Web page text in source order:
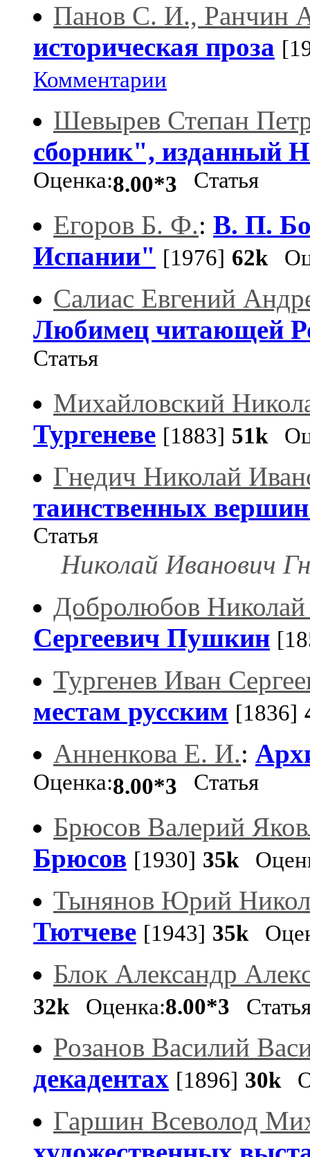
Панов С. И., Ранчин
историческая проза
Комментарии
Шевырев Степан
сборник", изданный
Оценка:8.00*3
Статья
Егоров Б. Ф.: В. П.
Испании" [1976] 62k
Салиас Евгений
Любимец читающей
Статья
Михайловский
Тургеневе [1883] 51k
Гнедич Николай
таинственных
Статья
Николай Иванович
Добролюбов Николай
Сергеевич Пушкин
Тургенев Иван
местам русским [1836]
Анненкова Е. И.:
Оценка:8.00*3
Статья
Брюсов Валерий
Брюсов [1930] 35k
Тынянов Юрий
Тютчеве [1943] 35k
Блок Александр
32kОценка:8.00*3
Розанов Василий
декадентах [1896] 30k
Гаршин Всеволод